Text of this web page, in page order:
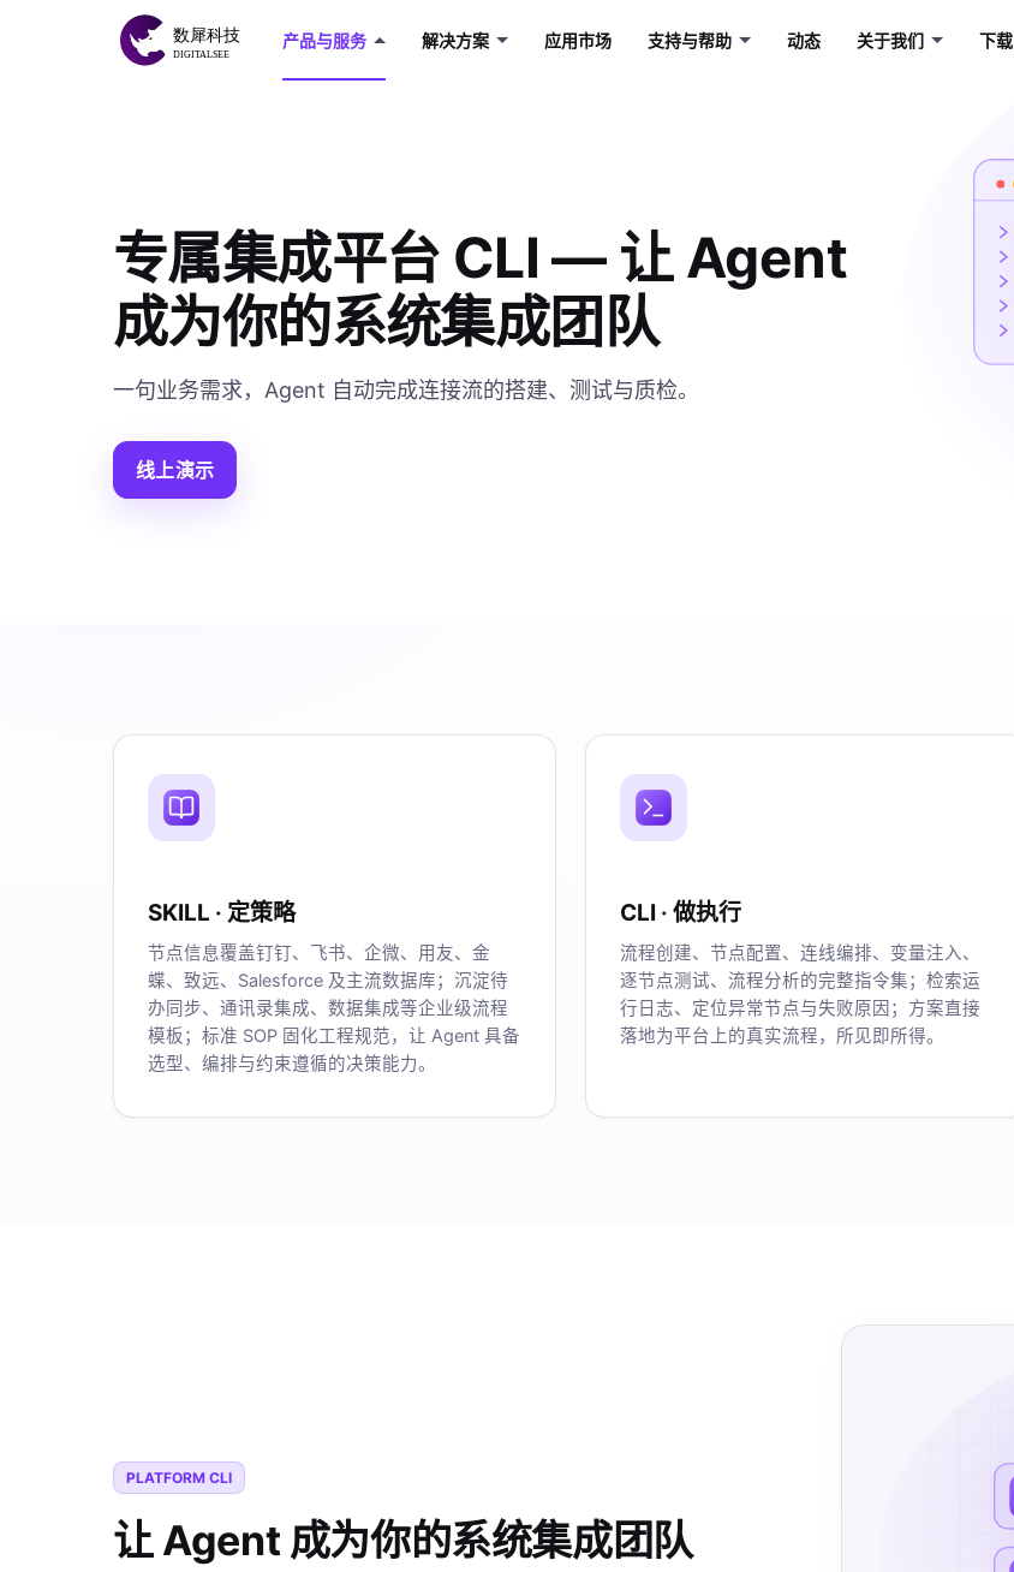
产品与服务 解决方案 应用市场 支持与帮助 动态 关于我们 下载
专属集成平台 CLI — 让 Agent
成为你的系统集成团队
一句业务需求，Agent 自动完成连接流的搭建、测试与质检。
线上演示
SKILL · 定策略
节点信息覆盖钉钉、飞书、企微、用友、金
蝶、致远、Salesforce 及主流数据库；沉淀待
办同步、通讯录集成、数据集成等企业级流程
模板；标准 SOP 固化工程规范，让 Agent 具备
选型、编排与约束遵循的决策能力。
CLI · 做执行
流程创建、节点配置、连线编排、变量注入、
逐节点测试、流程分析的完整指令集；检索运
行日志、定位异常节点与失败原因；方案直接
落地为平台上的真实流程，所见即所得。
PLATFORM CLI
让 Agent 成为你的系统集成团队